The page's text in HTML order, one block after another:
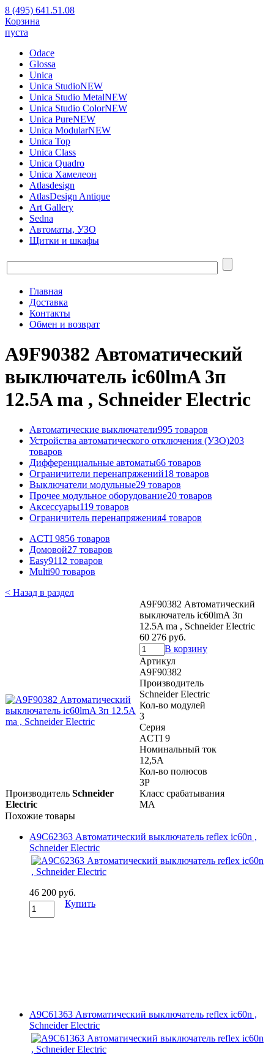
8 (495) 641.51.08
Корзина
пуста
Odace
Glossa
Unica
Unica StudioNEW
Unica Studio MetalNEW
Unica Studio ColorNEW
Unica PureNEW
Unica ModularNEW
Unica Top
Unica Class
Unica Quadro
Unica Хамелеон
Atlasdesign
AtlasDesign Antique
Art Gallery
Sedna
Автоматы, УЗО
Щитки и шкафы
Главная
Доставка
Контакты
Обмен и возврат
A9F90382 Автоматический
выключатель ic60lmA 3п
12.5A ma , Schneider Electric
Автоматические выключатели995 товаров
Устройства автоматического отключения (УЗО)203
товаров
Дифференциальные автоматы66 товаров
Ограничители перенапряжений18 товаров
Выключатели модульные29 товаров
Прочее модульное оборудование20 товаров
Аксессуары119 товаров
Ограничитель перенапряжения4 товаров
ACTI 9856 товаров
Домовой27 товаров
Easy9112 товаров
Multi90 товаров
< Назад в раздел
A9F90382 Автоматический
выключатель ic60lmA 3п
12.5A ma , Schneider Electric
60 276 руб.
В корзину
Артикул
A9F90382
Производитель
Schneider Electric
Кол-во модулей
3
Серия
ACTI 9
Номинальный ток
12,5A
Кол-во полюсов
3P
Класс срабатывания
MA
Производитель Schneider
Electric
Похожие товары
A9C62363 Автоматический выключатель reflex ic60n ,
Schneider Electric
46 200 руб.
Купить
A9C61363 Автоматический выключатель reflex ic60n ,
Schneider Electric